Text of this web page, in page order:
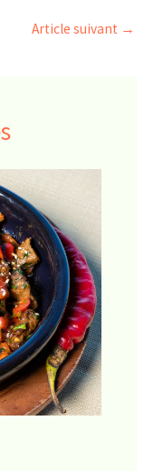
Article suivant →